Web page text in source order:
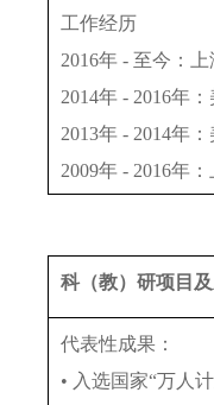
工作经历
2016年 - 至今：
2014年 - 2016年
2013年 - 2014年
2009年 - 2016年
科（教）研项目
代表性成果：
• 入选国家“万人